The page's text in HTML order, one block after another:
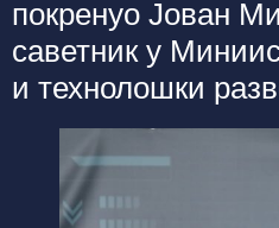
покренуо Јован
саветник у
и технолошки